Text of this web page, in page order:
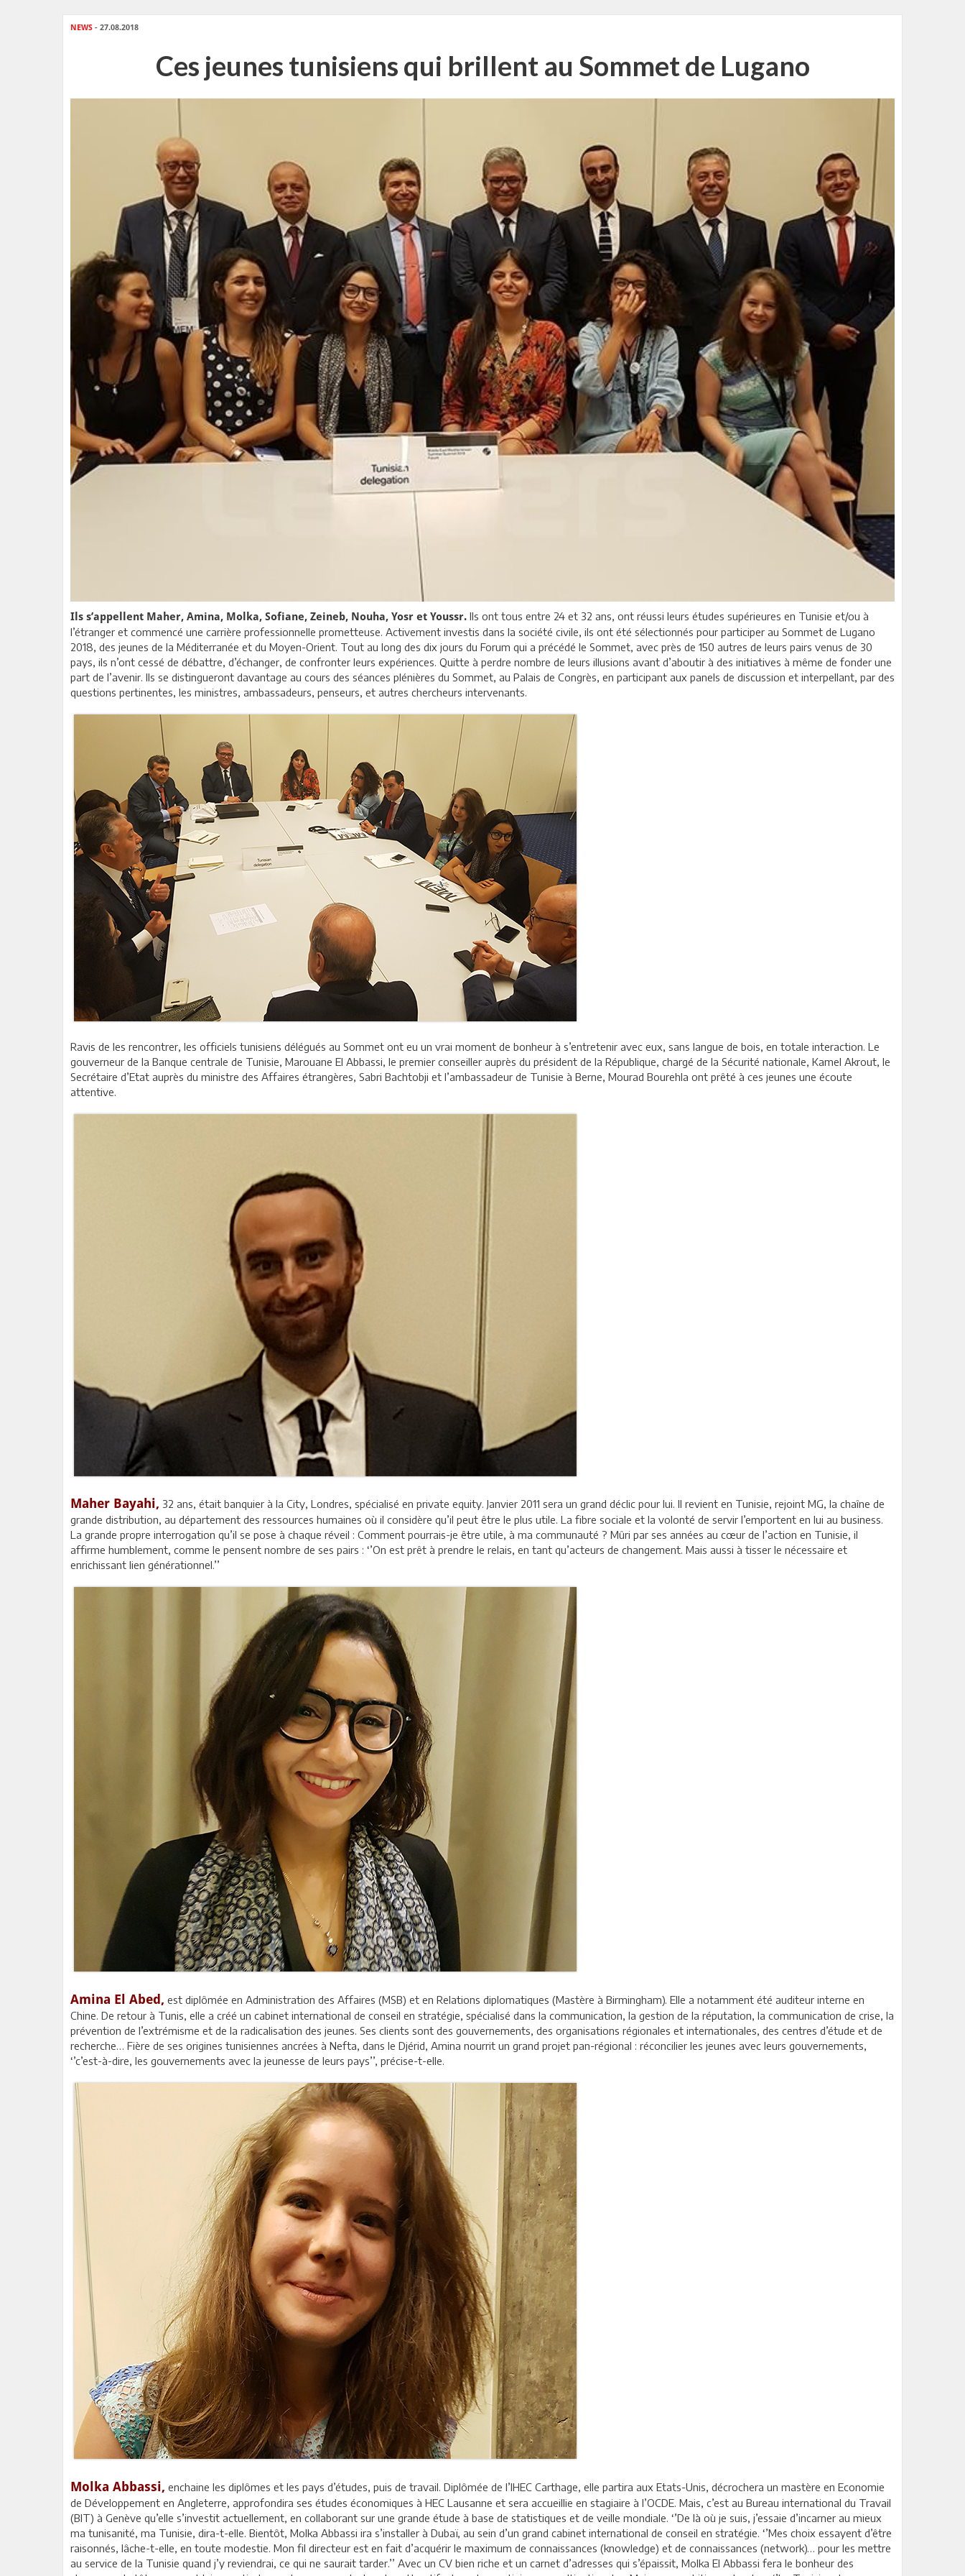
NEWS - 27.08.2018
Ces jeunes tunisiens qui brillent au Sommet de Lugano
Ils s’appellent Maher, Amina, Molka, Sofiane, Zeineb, Nouha, Yosr et Youssr. Ils ont tous entre 24 et 32 ans, ont réussi leurs études supérieures en Tunisie et/ou à
l’étranger et commencé une carrière professionnelle prometteuse. Activement investis dans la société civile, ils ont été sélectionnés pour participer au Sommet de Lugano
2018, des jeunes de la Méditerranée et du Moyen-Orient. Tout au long des dix jours du Forum qui a précédé le Sommet, avec près de 150 autres de leurs pairs venus de 30
pays, ils n’ont cessé de débattre, d’échanger, de confronter leurs expériences. Quitte à perdre nombre de leurs illusions avant d’aboutir à des initiatives à même de fonder une
part de l’avenir. Ils se distingueront davantage au cours des séances plénières du Sommet, au Palais de Congrès, en participant aux panels de discussion et interpellant, par des
questions pertinentes, les ministres, ambassadeurs, penseurs, et autres chercheurs intervenants.
Ravis de les rencontrer, les officiels tunisiens délégués au Sommet ont eu un vrai moment de bonheur à s’entretenir avec eux, sans langue de bois, en totale interaction. Le
gouverneur de la Banque centrale de Tunisie, Marouane El Abbassi, le premier conseiller auprès du président de la République, chargé de la Sécurité nationale, Kamel Akrout, le
Secrétaire d’Etat auprès du ministre des Affaires étrangères, Sabri Bachtobji et l’ambassadeur de Tunisie à Berne, Mourad Bourehla ont prêté à ces jeunes une écoute
attentive.
Maher Bayahi, 32 ans, était banquier à la City, Londres, spécialisé en private equity. Janvier 2011 sera un grand déclic pour lui. Il revient en Tunisie, rejoint MG, la chaîne de
grande distribution, au département des ressources humaines où il considère qu’il peut être le plus utile. La fibre sociale et la volonté de servir l’emportent en lui au business.
La grande propre interrogation qu’il se pose à chaque réveil : Comment pourrais-je être utile, à ma communauté ? Mûri par ses années au cœur de l’action en Tunisie, il
affirme humblement, comme le pensent nombre de ses pairs : ‘’On est prêt à prendre le relais, en tant qu’acteurs de changement. Mais aussi à tisser le nécessaire et
enrichissant lien générationnel.’’
Amina El Abed, est diplômée en Administration des Affaires (MSB) et en Relations diplomatiques (Mastère à Birmingham). Elle a notamment été auditeur interne en
Chine. De retour à Tunis, elle a créé un cabinet international de conseil en stratégie, spécialisé dans la communication, la gestion de la réputation, la communication de crise, la
prévention de l’extrémisme et de la radicalisation des jeunes. Ses clients sont des gouvernements, des organisations régionales et internationales, des centres d’étude et de
recherche… Fière de ses origines tunisiennes ancrées à Nefta, dans le Djérid, Amina nourrit un grand projet pan-régional : réconcilier les jeunes avec leurs gouvernements,
‘’c’est-à-dire, les gouvernements avec la jeunesse de leurs pays’’, précise-t-elle.
Molka Abbassi, enchaine les diplômes et les pays d’études, puis de travail. Diplômée de l’IHEC Carthage, elle partira aux Etats-Unis, décrochera un mastère en Economie
de Développement en Angleterre, approfondira ses études économiques à HEC Lausanne et sera accueillie en stagiaire à l’OCDE. Mais, c’est au Bureau international du Travail
(BIT) à Genève qu’elle s’investit actuellement, en collaborant sur une grande étude à base de statistiques et de veille mondiale. ‘’De là où je suis, j’essaie d’incarner au mieux
ma tunisanité, ma Tunisie, dira-t-elle. Bientôt, Molka Abbassi ira s’installer à Dubaï, au sein d’un grand cabinet international de conseil en stratégie. ‘’Mes choix essayent d’être
raisonnés, lâche-t-elle, en toute modestie. Mon fil directeur est en fait d’acquérir le maximum de connaissances (knowledge) et de connaissances (network)… pour les mettre
au service de la Tunisie quand j’y reviendrai, ce qui ne saurait tarder.’’ Avec un CV bien riche et un carnet d’adresses qui s’épaissit, Molka El Abbassi fera le bonheur des